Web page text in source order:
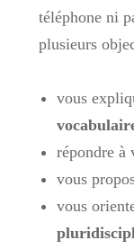
téléphone ni
plusieurs
vous
répondre à
vous
vous